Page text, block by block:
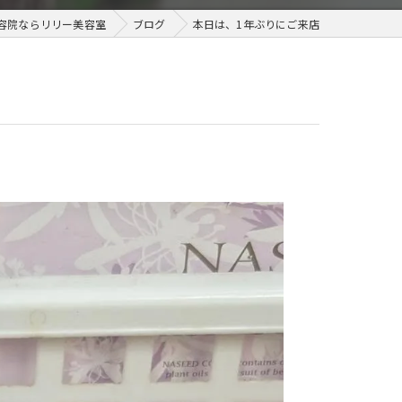
院ならリリー美容室 ブログ 本日は、1年ぶりにご来店